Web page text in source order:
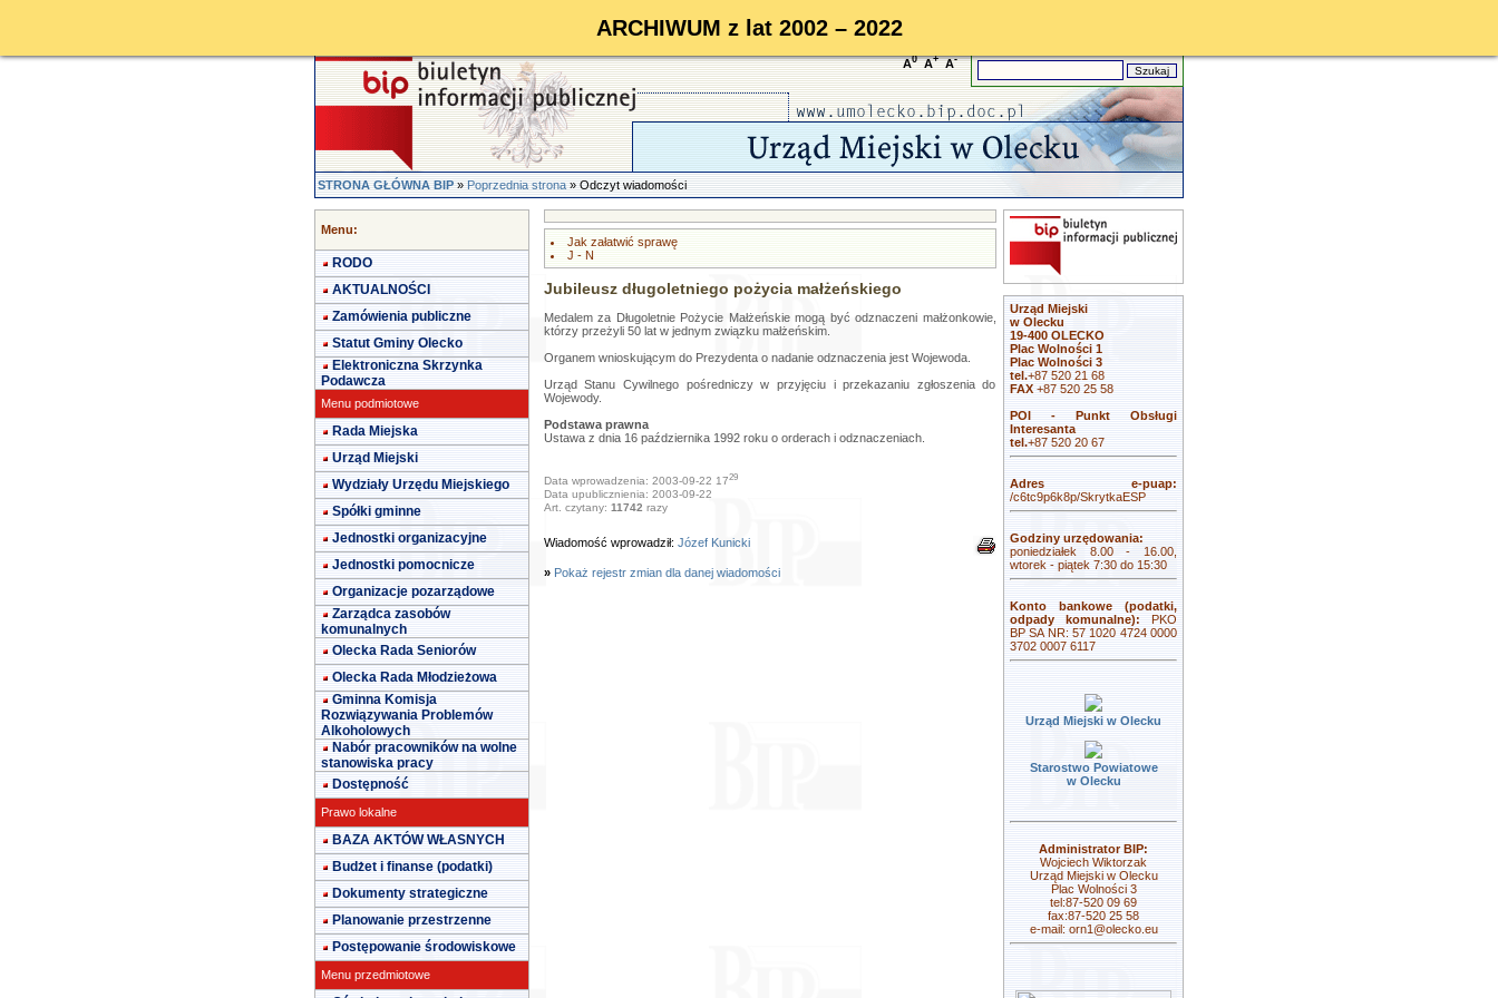
ARCHIWUM z lat 2002 – 2022
A0 A+ A-
STRONA GŁÓWNA BIP»Poprzednia strona» Odczyt wiadomości
Menu:
RODO
AKTUALNOŚCI
Zamówienia publiczne
Statut Gminy Olecko
Elektroniczna Skrzynka
Podawcza
Menu podmiotowe
Rada Miejska
Urząd Miejski
Wydziały Urzędu Miejskiego
Spółki gminne
Jednostki organizacyjne
Jednostki pomocnicze
Organizacje pozarządowe
Zarządca zasobów
komunalnych
Olecka Rada Seniorów
Olecka Rada Młodzieżowa
Gminna Komisja
Rozwiązywania Problemów
Alkoholowych
Nabór pracowników na wolne
stanowiska pracy
Dostępność
Prawo lokalne
BAZA AKTÓW WŁASNYCH
Budżet i finanse (podatki)
Dokumenty strategiczne
Planowanie przestrzenne
Postępowanie środowiskowe
Menu przedmiotowe
Jak załatwić sprawę
J - N
Jubileusz długoletniego pożycia małżeńskiego
Medalem za Długoletnie Pożycie Małżeńskie mogą być odznaczeni małżonkowie,
którzy przeżyli 50 lat w jednym związku małżeńskim.
Organem wnioskującym do Prezydenta o nadanie odznaczenia jest Wojewoda.
Urząd Stanu Cywilnego pośredniczy w przyjęciu i przekazaniu zgłoszenia do
Wojewody.
Podstawa prawna
Ustawa z dnia 16 października 1992 roku o orderach i odznaczeniach.
Data wprowadzenia: 2003-09-22 1729
Data upublicznienia: 2003-09-22
Art. czytany: 11742 razy
Wiadomość wprowadził: Józef Kunicki
» Pokaż rejestr zmian dla danej wiadomości
Urząd Miejski
w Olecku
19-400 OLECKO
Plac Wolności 1
Plac Wolności 3
tel.+87 520 21 68
FAX +87 520 25 58
POI - Punkt Obsługi
Interesanta
tel.+87 520 20 67
Adres e-puap:
/c6tc9p6k8p/SkrytkaESP
Godziny urzędowania:
poniedziałek 8.00 - 16.00,
wtorek - piątek 7:30 do 15:30
Konto bankowe (podatki,
odpady komunalne): PKO
BP SA NR: 57 1020 4724 0000
3702 0007 6117
Urząd Miejski w Olecku
Starostwo Powiatowe
w Olecku
Administrator BIP:
Wojciech Wiktorzak
Urząd Miejski w Olecku
Plac Wolności 3
tel:87-520 09 69
fax:87-520 25 58
e-mail: orn1@olecko.eu